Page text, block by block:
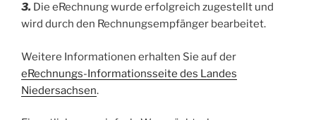
3. Die eRechnung wurde erfolgreich zugestellt und
wird durch den Rechnungsempfänger bearbeitet.
Weitere Informationen erhalten Sie auf der
eRechnungs-Informationsseite des Landes
Niedersachsen.